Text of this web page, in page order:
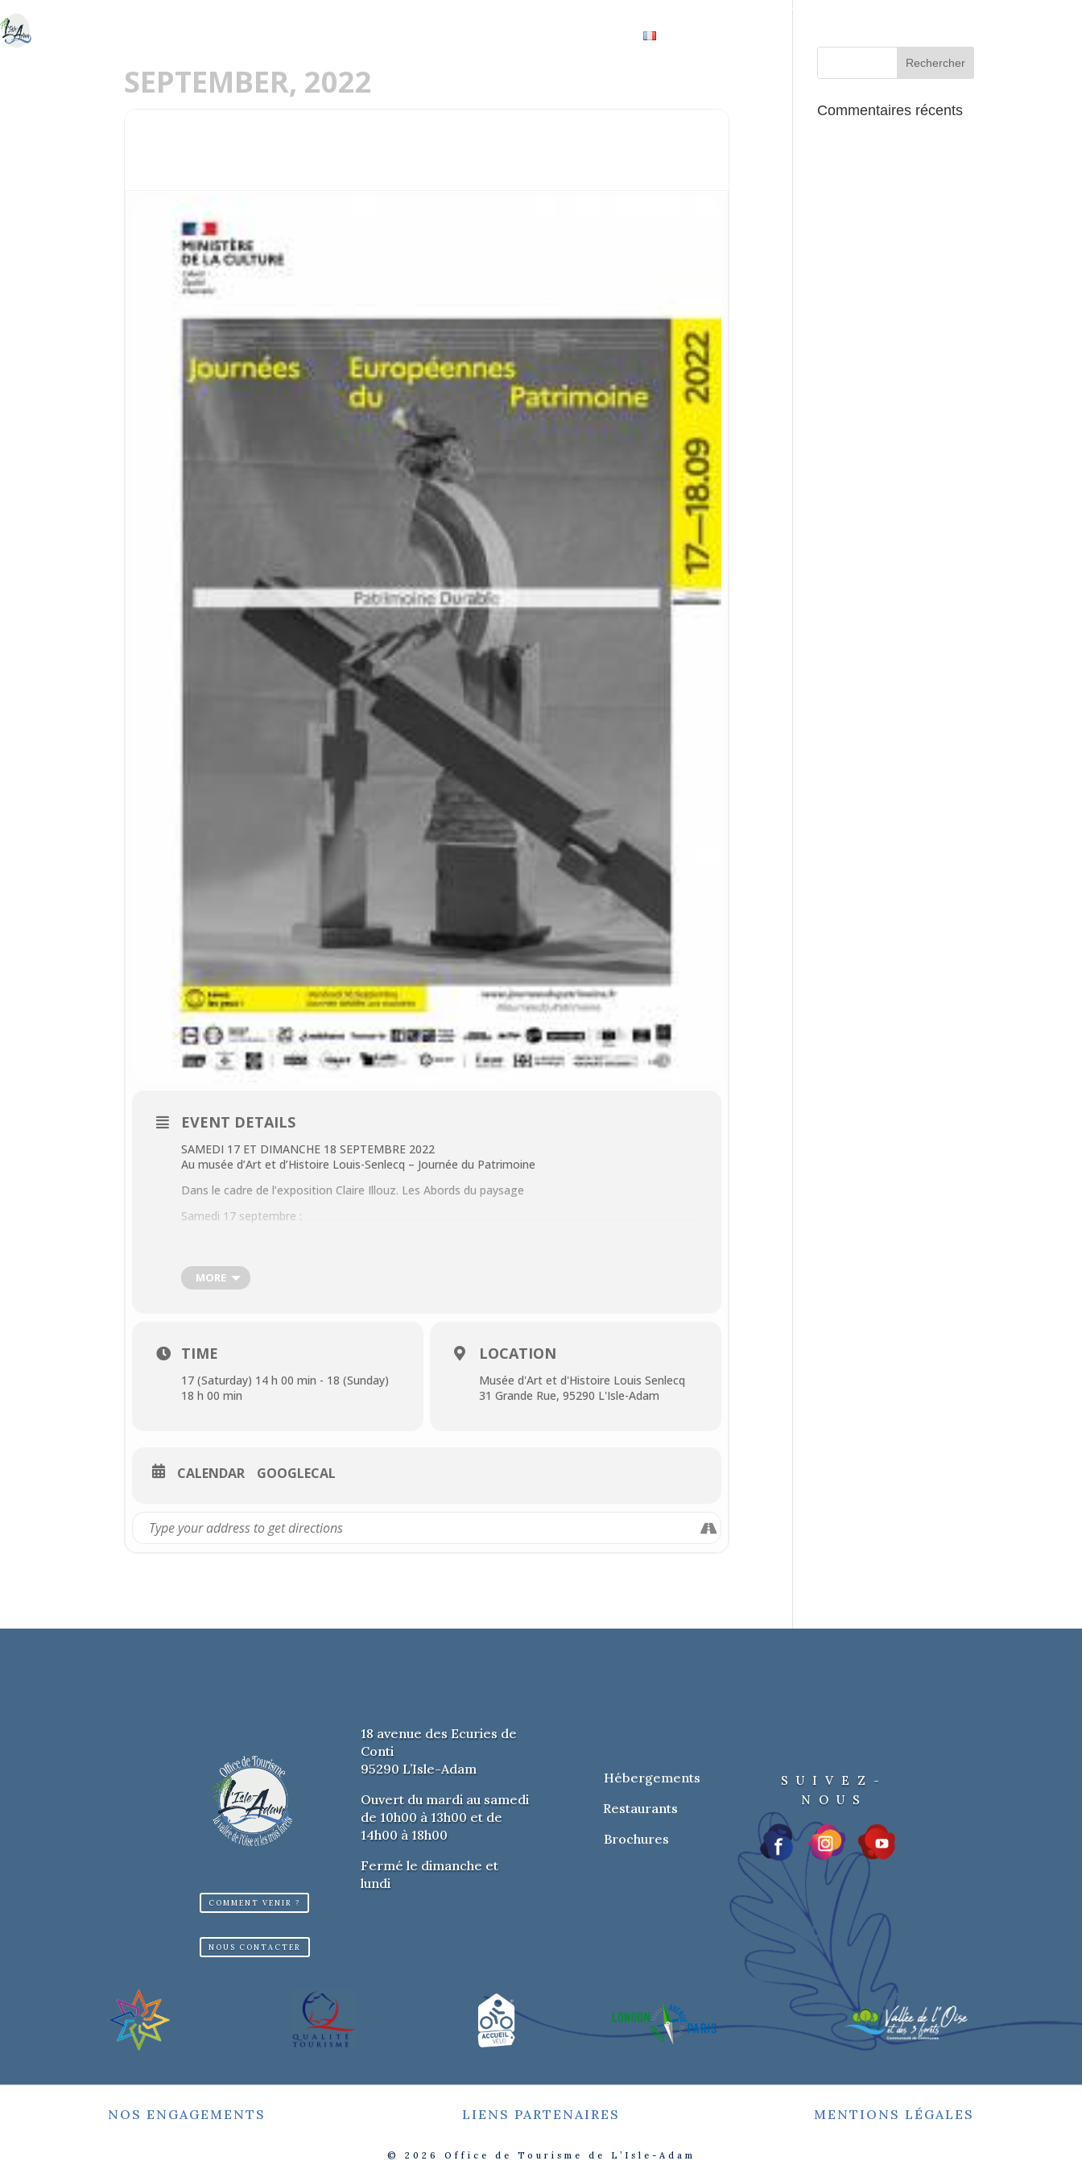
AUX ALENTOURS
SEPTEMBER, 2022
EVENT DETAILS
SAMEDI 17 ET DIMANCHE 18 SEPTEMBRE 2022
Au musée d’Art et d’Histoire Louis-Senlecq – Journée du Patrimoine
Dans le cadre de l’exposition Claire Illouz. Les Abords du paysage
Samedi 17 septembre :
De 14h à 18h : Ateliers en famille. A l’atelier du musée, parents et enfants pourront venir exercer
leur créativité tout en explorant l’univers de l’oeuvre de l’artiste Claire Illouz.
De 14h à 18h : Ateliers en famille. A l’atelier du musée, parents et enfants pourront venir exercer
leur créativité tout en explorant l’univers de l’oeuvre de l’artiste Claire Illouz.
MORE
TIME
17 (Saturday) 14 h 00 min - 18 (Sunday)
18 h 00 min
LOCATION
Musée d'Art et d'Histoire Louis Senlecq
31 Grande Rue, 95290 L'Isle-Adam
CALENDAR GOOGLECAL
Commentaires récents
18 avenue des Ecuries de
Conti
95290 L’Isle-Adam
Ouvert du mardi au samedi
de 10h00 à 13h00 et de
14h00 à 18h00
Fermé le dimanche et
lundi
Hébergements
Restaurants
Brochures
SUIVEZ-
NOUS
COMMENT VENIR ?
NOUS CONTACTER
NOS ENGAGEMENTS LIENS PARTENAIRES MENTIONS LÉGALES
© 2026 Office de Tourisme de L’Isle-Adam